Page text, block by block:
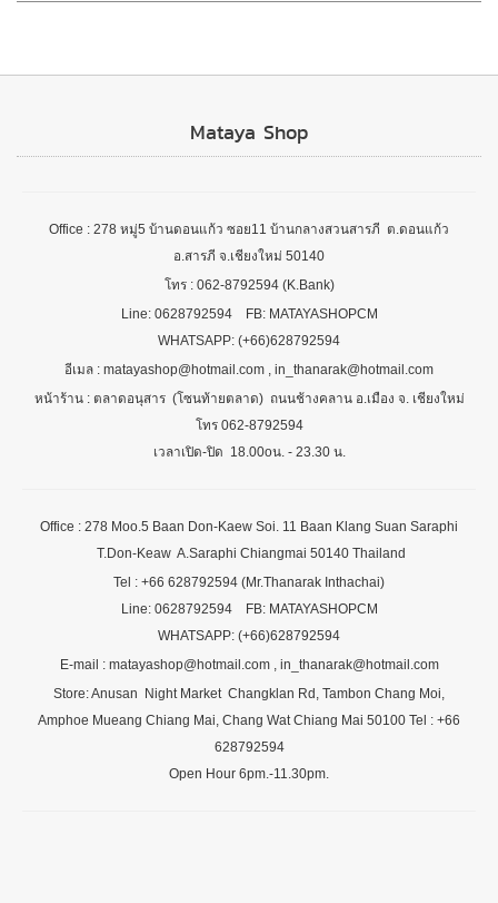
Mataya Shop
Office : 278 หมู่5 บ้านดอนแก้ว ซอย11 บ้านกลางสวนสารภี ต.ดอนแก้ว
อ.สารภี จ.เชียงใหม่ 50140
โทร : 062-8792594 (K.Bank)
Line: 0628792594 FB: MATAYASHOPCM
WHATSAPP: (+66)628792594
อีเมล : matayashop@hotmail.com , in_thanarak@hotmail.com
หน้าร้าน : ตลาดอนุสาร (โซนท้ายตลาด) ถนนช้างคลาน อ.เมือง จ. เชียงใหม่
โทร 062-8792594
เวลาเปิด-ปิด 18.00oน. - 23.30 น.
Office : 278 Moo.5 Baan Don-Kaew Soi. 11 Baan Klang Suan Saraphi
T.Don-Keaw A.Saraphi Chiangmai 50140 Thailand
Tel : +66 628792594 (Mr.Thanarak Inthachai)
Line: 0628792594 FB: MATAYASHOPCM
WHATSAPP: (+66)628792594
E-mail : matayashop@hotmail.com , in_thanarak@hotmail.com
Store: Anusan Night Market Changklan Rd, Tambon Chang Moi,
Amphoe Mueang Chiang Mai, Chang Wat Chiang Mai 50100 Tel : +66
628792594
Open Hour 6pm.-11.30pm.